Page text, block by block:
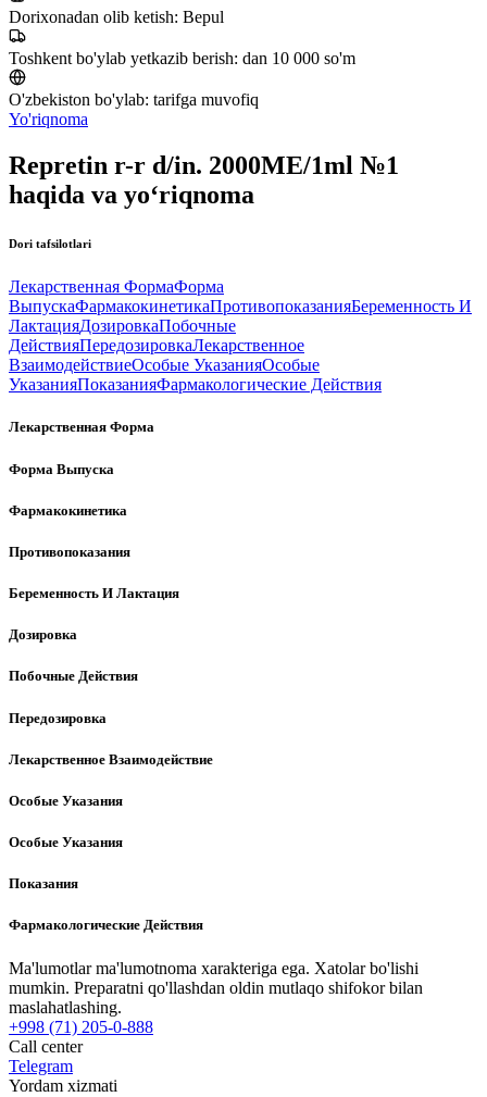
Dorixonadan olib ketish: Bepul
Toshkent bo'ylab yetkazib berish: dan 10 000 so'm
O'zbekiston bo'ylab: tarifga muvofiq
Yo'riqnoma
Repretin r-r d/in. 2000MЕ/1ml №1
haqida va yo‘riqnoma
Dori tafsilotlari
Лекарственная ФормаФорма
ВыпускаФармакокинетикаПротивопоказанияБеременность И
ЛактацияДозировкаПобочные
ДействияПередозировкаЛекарственное
ВзаимодействиеОсобые УказанияОсобые
УказанияПоказанияФармакологические Действия
Лекарственная Форма
Форма Выпуска
Фармакокинетика
Противопоказания
Беременность И Лактация
Дозировка
Побочные Действия
Передозировка
Лекарственное Взаимодействие
Особые Указания
Особые Указания
Показания
Фармакологические Действия
Ma'lumotlar ma'lumotnoma xarakteriga ega. Xatolar bo'lishi
mumkin. Preparatni qo'llashdan oldin mutlaqo shifokor bilan
maslahatlashing.
+998 (71) 205-0-888
Call center
Telegram
Yordam xizmati